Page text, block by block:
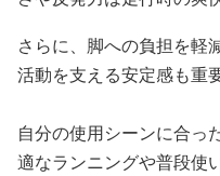
さらに、脚への負担を軽
活動を支える安定感も重要
自分の使用シーンに合っ
適なランニングや普段使